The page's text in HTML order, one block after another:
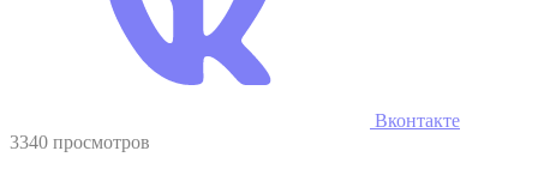
Вконтакте
3340 просмотров